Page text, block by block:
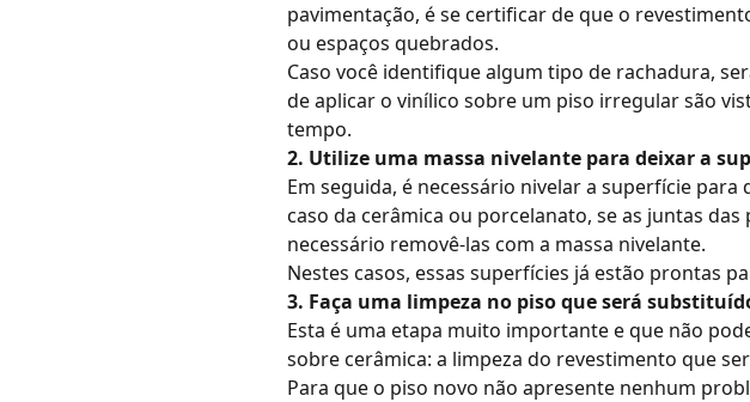
pavimentação, é se certificar de que o
ou espaços quebrados.
Caso você identifique algum tipo de rachadura,
de aplicar o vinílico sobre um piso irregular são
tempo.
2. Utilize uma massa nivelante para deixar a
Em seguida, é necessário nivelar a superfície
caso da cerâmica ou porcelanato, se as juntas
necessário removê-las com a massa nivelante.
Nestes casos, essas superfícies já estão prontas
3. Faça uma limpeza no piso que será
Esta é uma etapa muito importante e que não
sobre cerâmica: a limpeza do revestimento que
Para que o piso novo não apresente nenhum